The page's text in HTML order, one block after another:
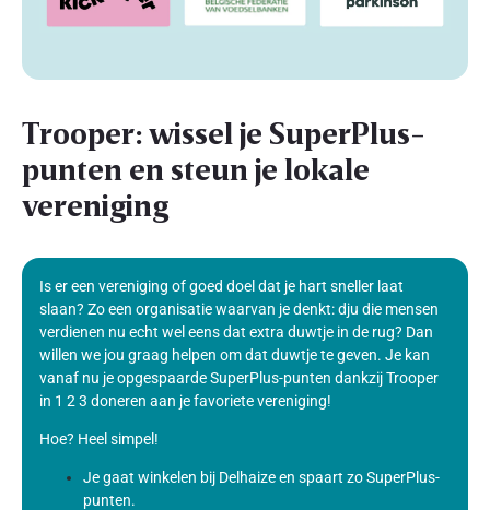
Trooper: wissel je SuperPlus-
punten en steun je lokale
vereniging
Is er een vereniging of goed doel dat je hart sneller laat
slaan? Zo een organisatie waarvan je denkt: dju die mensen
verdienen nu echt wel eens dat extra duwtje in de rug? Dan
willen we jou graag helpen om dat duwtje te geven. Je kan
vanaf nu je opgespaarde SuperPlus-punten dankzij Trooper
in 1 2 3 doneren aan je favoriete vereniging!
Hoe? Heel simpel!
Je gaat winkelen bij Delhaize en spaart zo SuperPlus-
punten.